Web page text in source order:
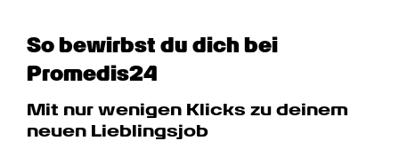
So bewirbst du dich bei
Promedis24
Mit nur wenigen Klicks zu deinem
neuen Lieblingsjob